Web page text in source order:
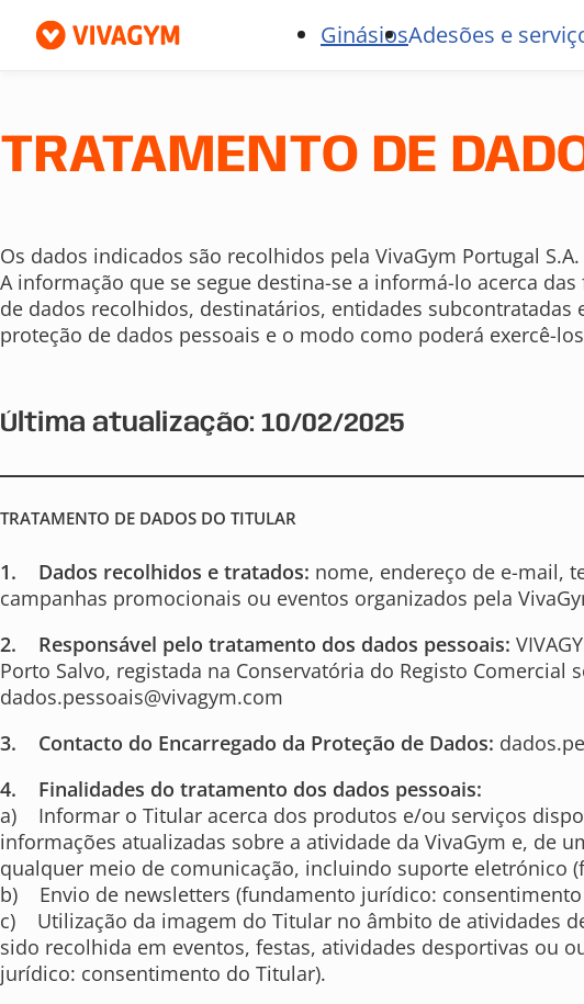
GinásiosAdesões e
TRATAMENTO DE
Os dados indicados são recolhidos pela VivaGym Portugal S.A.
A informação que se segue destina-se a informá-lo acerca
de dados recolhidos, destinatários, entidades
proteção de dados pessoais e o modo como poderá exercê-
Última atualização: 10/02/2025
TRATAMENTO DE DADOS DO TITULAR
1. Dados recolhidos e tratados: nome, endereço de e-mail,
campanhas promocionais ou eventos organizados pela
2. Responsável pelo tratamento dos dados pessoais:
Porto Salvo, registada na Conservatória do Registo
dados.pessoais@vivagym.com
3. Contacto do Encarregado da Proteção de Dados:
4. Finalidades do tratamento dos dados pessoais:
a) Informar o Titular acerca dos produtos e/ou serviços
informações atualizadas sobre a atividade da VivaGym e, de
qualquer meio de comunicação, incluindo suporte eletrónico
b) Envio de newsletters (fundamento jurídico:
c) Utilização da imagem do Titular no âmbito de atividades
sido recolhida em eventos, festas, atividades desportivas ou
jurídico: consentimento do Titular).